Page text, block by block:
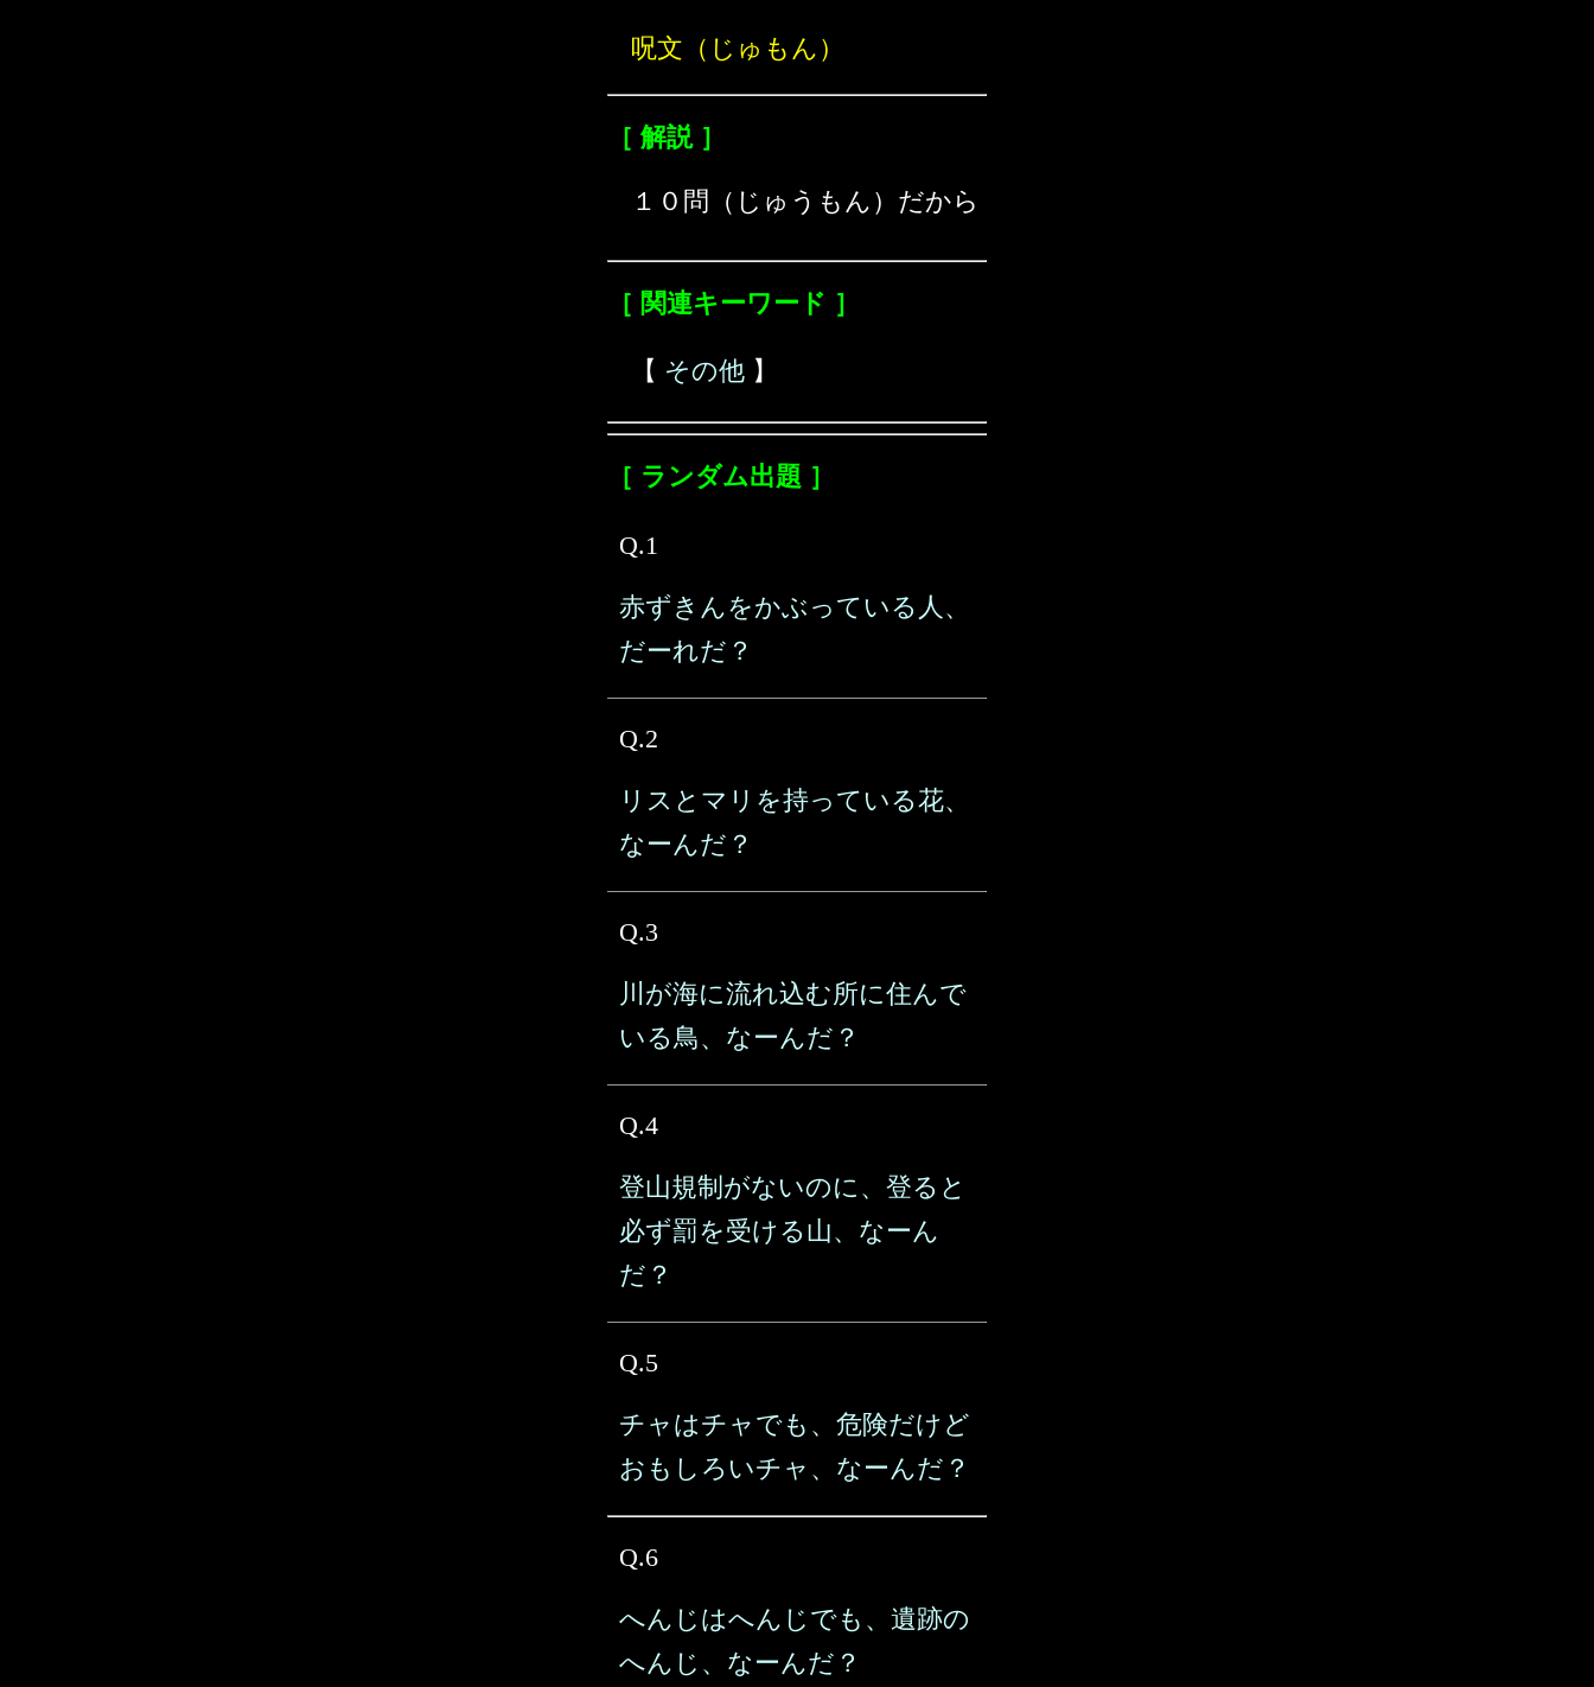
呪文（じゅもん）
［ 解説 ］
１０問（じゅうもん）だから
［ 関連キーワード ］
【 その他 】
［ ランダム出題 ］
Q.1
赤ずきんをかぶっている人、
だーれだ？
Q.2
リスとマリを持っている花、
なーんだ？
Q.3
川が海に流れ込む所に住んで
いる鳥、なーんだ？
Q.4
登山規制がないのに、登ると
必ず罰を受ける山、なーん
だ？
Q.5
チャはチャでも、危険だけど
おもしろいチャ、なーんだ？
Q.6
へんじはへんじでも、遺跡の
へんじ、なーんだ？